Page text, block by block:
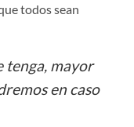
todos sean
tenga, mayor
en caso